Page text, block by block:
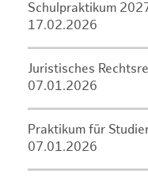
Schulpraktikum
17.02.2026
Juristisches
07.01.2026
Praktikum für
07.01.2026